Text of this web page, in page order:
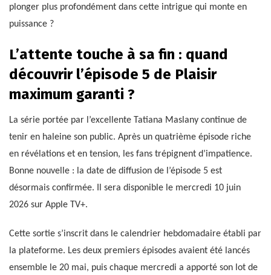
plonger plus profondément dans cette intrigue qui monte en
puissance ?
L’attente touche à sa fin : quand
découvrir l’épisode 5 de Plaisir
maximum garanti ?
La série portée par l’excellente Tatiana Maslany continue de
tenir en haleine son public. Après un quatrième épisode riche
en révélations et en tension, les fans trépignent d’impatience.
Bonne nouvelle : la date de diffusion de l’épisode 5 est
désormais confirmée. Il sera disponible le mercredi 10 juin
2026 sur Apple TV+.
Cette sortie s’inscrit dans le calendrier hebdomadaire établi par
la plateforme. Les deux premiers épisodes avaient été lancés
ensemble le 20 mai, puis chaque mercredi a apporté son lot de